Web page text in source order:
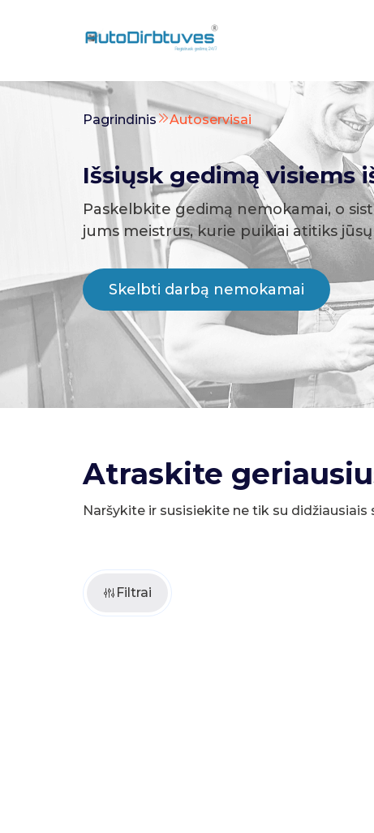
Pagrindinis Autoservisai
Išsiųsk gedimą visiems
Paskelbkite gedimą nemokamai, o
jums meistrus, kurie puikiai atitiks
Skelbti darbą nemokamai
Atraskite
Naršykite ir susisiekite ne tik su
Filtrai